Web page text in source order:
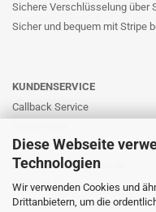
Diese Webseite
Technologien
Wir verwenden Cookies und
Drittanbietern, um die
Sichere Verschlüsselung über
Sicher und bequem mit Stripe
KUNDENSERVICE
Callback Service
Kontaktformular
E-Mail: info@likernow.de
Skype Live Support
Ihre Meinung und Ideen